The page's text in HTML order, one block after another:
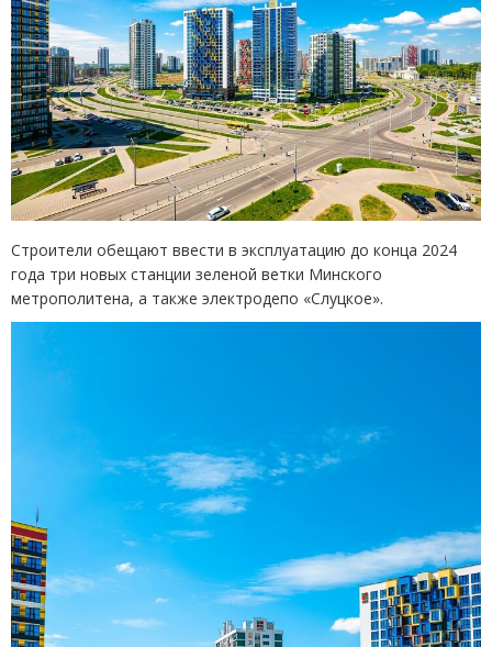
Строители обещают ввести в эксплуатацию до конца 2024
года три новых станции зеленой ветки Минского
метрополитена, а также электродепо «Слуцкое».